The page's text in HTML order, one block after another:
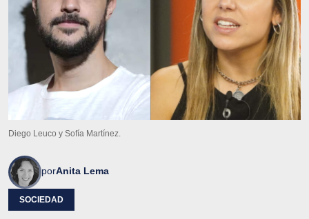
Diego Leuco y Sofía Martínez.
porAnita Lema
SOCIEDAD